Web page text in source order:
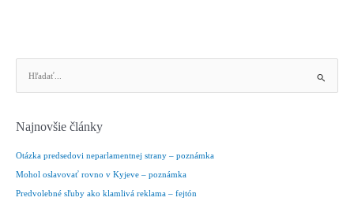
a
:
Najnovšie články
Otázka predsedovi neparlamentnej strany – poznámka
Mohol oslavovať rovno v Kyjeve – poznámka
Predvolebné sľuby ako klamlivá reklama – fejtón